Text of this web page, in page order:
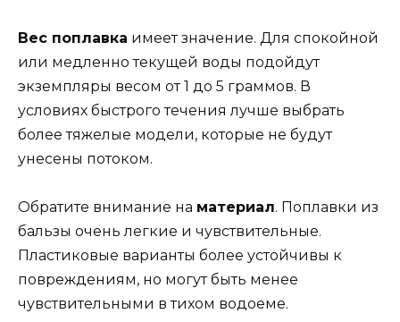
Вес поплавка имеет значение. Для спокойной
или медленно текущей воды подойдут
экземпляры весом от 1 до 5 граммов. В
условиях быстрого течения лучше выбрать
более тяжелые модели, которые не будут
унесены потоком.
Обратите внимание на материал. Поплавки из
бальзы очень легкие и чувствительные.
Пластиковые варианты более устойчивы к
повреждениям, но могут быть менее
чувствительными в тихом водоеме.